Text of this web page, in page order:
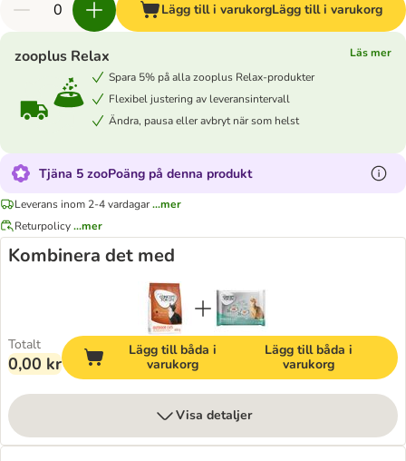
Lägg till i varukorgLägg till i varukorg
zooplus Relax
Läs mer
Spara 5% på alla zooplus Relax-produkter
Flexibel justering av leveransintervall
Ändra, pausa eller avbryt när som helst
Tjäna 5 zooPoäng på denna produkt
Leverans inom 2-4 vardagar...mer
Returpolicy...mer
Kombinera det med
Totalt
0,00 kr
Lägg till båda i
varukorg
Lägg till båda i
varukorg
Visa detaljer